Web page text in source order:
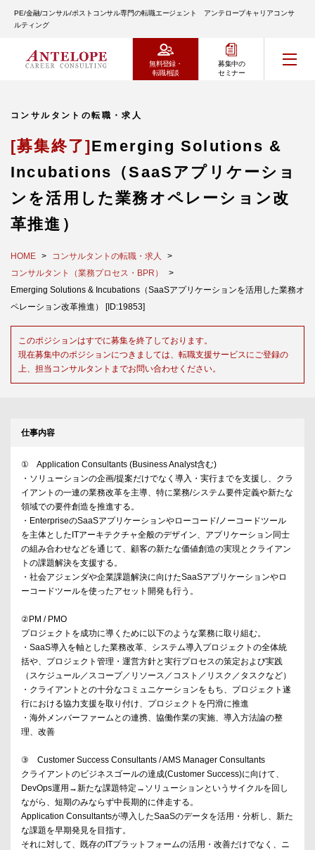
PE/金融/コンサル/ポストコンサル専門の転職エージェント アンテロープキャリアコンサ
ルティング
無料登録・
転職相談
募集中の
セミナー
コンサルタントの転職・求人
[募集終了]Emerging Solutions &
Incubations（SaaSアプリケーショ
ンを活用した業務オペレーション改
革推進）
HOME
コンサルタントの転職・求人
コンサルタント（業務プロセス・BPR）
Emerging Solutions & Incubations（SaaSアプリケーションを活用した業務オ
ペレーション改革推進） [ID:19853]
このポジションはすでに募集を終了しております。
現在募集中のポジションにつきましては、転職支援サービスにご登録の
上、担当コンサルタントまでお問い合わせください。
仕事内容
① Application Consultants (Business Analyst含む)
・ソリューションの企画/提案だけでなく導入・実行までを支援し、クラ
イアントの一連の業務改革を主導、特に業務/システム要件定義や新たな
領域での要件創造を推進する。
・EnterpriseのSaaSアプリケーションやローコード/ノーコードツール
を主体としたITアーキテクチャ全般のデザイン、アプリケーション同士
の組み合わせなどを通じて、顧客の新たな価値創造の実現とクライアン
トの課題解決を支援する。
・社会アジェンダや企業課題解決に向けたSaaSアプリケーションやロ
ーコードツールを使ったアセット開発も行う。
②PM / PMO
プロジェクトを成功に導くために以下のような業務に取り組む。
・SaaS導入を軸とした業務改革、システム導入プロジェクトの全体統
括や、プロジェクト管理・運営方針と実行プロセスの策定および実践
（スケジュール／スコープ／リソース／コスト／リスク／タスクなど）
・クライアントとの十分なコミュニケーションをもち、プロジェクト遂
行における協力支援を取り付け、プロジェクトを円滑に推進
・海外メンバーファームとの連携、協働作業の実施、導入方法論の整
理、改善
③ Customer Success Consultants / AMS Manager Consultants
クライアントのビジネスゴールの達成(Customer Success)に向けて、
DevOps運用→新たな課題特定→ソリューションというサイクルを回し
ながら、短期のみならず中長期的に伴走する。
Application Consultantsが導入したSaaSのデータを活用・分析し、新た
な課題を早期発見を目指す。
それに対して、既存のITプラットフォームの活用・改善だけでなく、ニ